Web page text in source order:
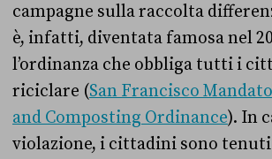
campagne sulla raccolta
è, infatti, diventata famosa nel
l’ordinanza che obbliga tutti i
riciclare (San Francisco
and Composting Ordinance). In
violazione, i cittadini sono tenuti